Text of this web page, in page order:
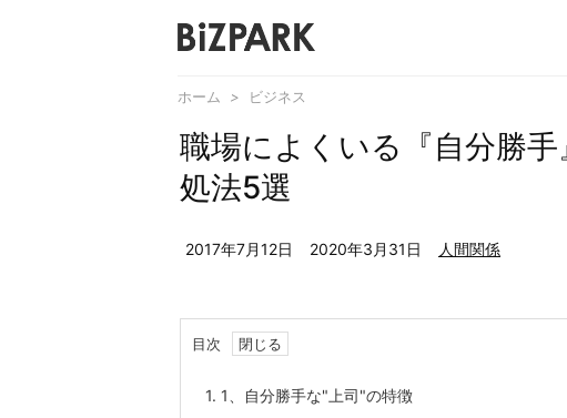
ホーム > ビジネス
職場によくいる『自分勝
処法5選
2017年7月12日 2020年3月31日 人間関係
目次
1. 1、自分勝手な"上司"の特徴